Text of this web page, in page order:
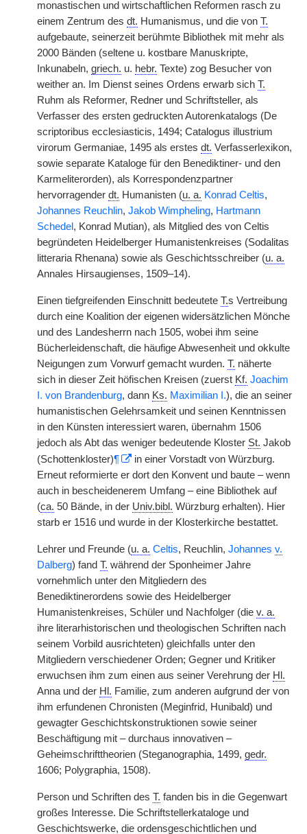
monastischen und wirtschaftlichen Reformen rasch zu
einem Zentrum des dt. Humanismus, und die von T.
aufgebaute, seinerzeit berühmte Bibliothek mit mehr als
2000 Bänden (seltene u. kostbare Manuskripte,
Inkunabeln, griech. u. hebr. Texte) zog Besucher von
weither an. Im Dienst seines Ordens erwarb sich T.
Ruhm als Reformer, Redner und Schriftsteller, als
Verfasser des ersten gedruckten Autorenkatalogs (De
scriptoribus ecclesiasticis, 1494; Catalogus illustrium
virorum Germaniae, 1495 als erstes dt. Verfasserlexikon,
sowie separate Kataloge für den Benediktiner- und den
Karmeliterorden), als Korrespondenzpartner
hervorragender dt. Humanisten (u. a. Konrad Celtis,
Johannes Reuchlin, Jakob Wimpheling, Hartmann
Schedel , Konrad Mutian), als Mitglied des von Celtis
begründeten Heidelberger Humanistenkreises (Sodalitas
litteraria Rhenana) sowie als Geschichtsschreiber (u. a.
Annales Hirsaugienses, 1509–14).
Einen tiefgreifenden Einschnitt bedeutete T.s Vertreibung
durch eine Koalition der eigenen widersätzlichen Mönche
und des Landesherrn nach 1505, wobei ihm seine
Bücherleidenschaft, die häufige Abwesenheit und okkulte
Neigungen zum Vorwurf gemacht wurden. T. näherte
sich in dieser Zeit höfischen Kreisen (zuerst Kf. Joachim
I. von Brandenburg, dann Ks. Maximilian I.), die an seiner
humanistischen Gelehrsamkeit und seinen Kenntnissen
in den Künsten interessiert waren, übernahm 1506
jedoch als Abt das weniger bedeutende Kloster St. Jakob
(Schottenkloster)¶
in einer Vorstadt von Würzburg.
Erneut reformierte er dort den Konvent und baute – wenn
auch in bescheidenerem Umfang – eine Bibliothek auf
(ca. 50 Bände, in der Univ.bibl. Würzburg erhalten). Hier
starb er 1516 und wurde in der Klosterkirche bestattet.
Lehrer und Freunde (u. a. Celtis, Reuchlin, Johannes v.
Dalberg) fand T. während der Sponheimer Jahre
vornehmlich unter den Mitgliedern des
Benediktinerordens sowie des Heidelberger
Humanistenkreises, Schüler und Nachfolger (die v. a.
ihre literarhistorischen und theologischen Schriften nach
seinem Vorbild ausrichteten) gleichfalls unter den
Mitgliedern verschiedener Orden; Gegner und Kritiker
erwuchsen ihm zum einen aus seiner Verehrung der Hl.
Anna und der Hl. Familie, zum anderen aufgrund der von
ihm erfundenen Chronisten (Meginfrid, Hunibald) und
gewagter Geschichtskonstruktionen sowie seiner
Beschäftigung mit – durchaus innovativen –
Geheimschrifttheorien (Steganographia, 1499, gedr.
1606; Polygraphia, 1508).
Person und Schriften des T. fanden bis in die Gegenwart
großes Interesse. Die Schriftstellerkataloge und
Geschichtswerke, die ordensgeschichtlichen und